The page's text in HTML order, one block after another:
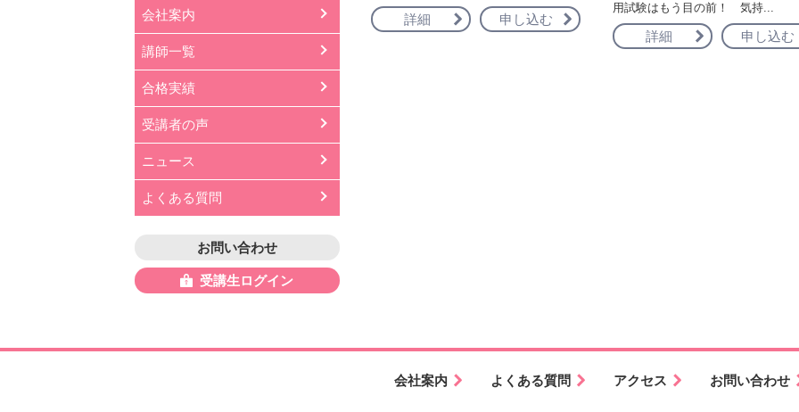
会社案内
講師一覧
合格実績
受講者の声
ニュース
よくある質問
お問い合わせ
受講生ログイン
詳細 申し込む
用試験はもう目の前！ 気持...
詳細 申し込む
会社案内 よくある質問 アクセス お問い合わせ